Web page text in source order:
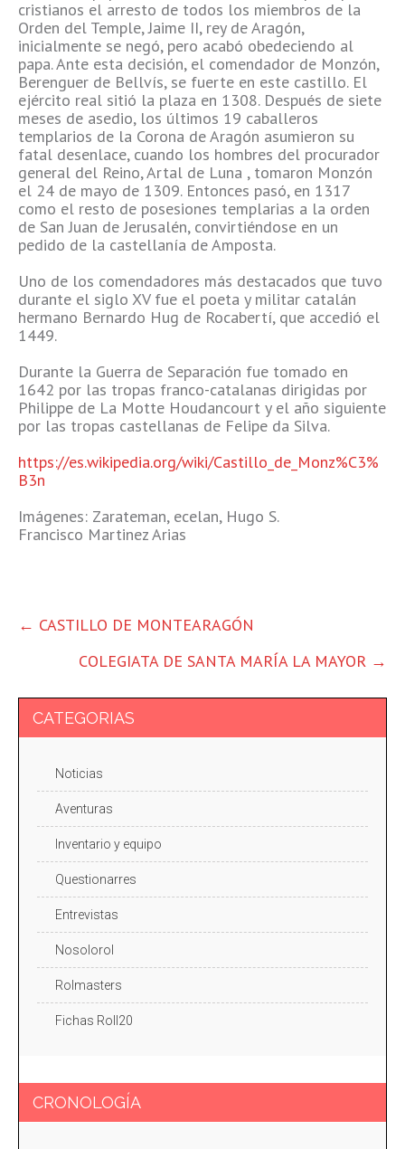
cristianos el arresto de todos los miembros de la
Orden del Temple, Jaime II, rey de Aragón,
inicialmente se negó, pero acabó obedeciendo al
papa. Ante esta decisión, el comendador de Monzón,
Berenguer de Bellvís, se fuerte en este castillo. El
ejército real sitió la plaza en 1308. Después de siete
meses de asedio, los últimos 19 caballeros
templarios de la Corona de Aragón asumieron su
fatal desenlace, cuando los hombres del procurador
general del Reino, Artal de Luna , tomaron Monzón
el 24 de mayo de 1309. Entonces pasó, en 1317
como el resto de posesiones templarias a la orden
de San Juan de Jerusalén, convirtiéndose en un
pedido de la castellanía de Amposta.
Uno de los comendadores más destacados que tuvo
durante el siglo XV fue el poeta y militar catalán
hermano Bernardo Hug de Rocabertí, que accedió el
1449.
Durante la Guerra de Separación fue tomado en
1642 por las tropas franco-catalanas dirigidas por
Philippe de La Motte Houdancourt y el año siguiente
por las tropas castellanas de Felipe da Silva.
https://es.wikipedia.org/wiki/Castillo_de_Monz%C3%
B3n
Imágenes: Zarateman, ecelan, Hugo S.
Francisco Martinez Arias
OTRAS
ENTRADAS
← CASTILLO DE MONTEARAGÓN
COLEGIATA DE SANTA MARÍA LA MAYOR →
CATEGORIAS
Noticias
Aventuras
Inventario y equipo
Questionarres
Entrevistas
Nosolorol
Rolmasters
Fichas Roll20
CRONOLOGÍA